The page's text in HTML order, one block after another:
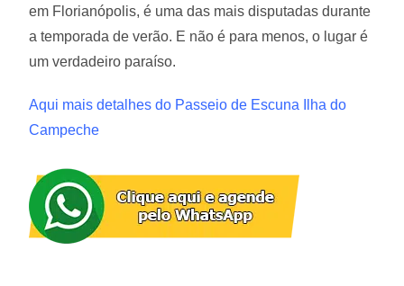
em Florianópolis, é uma das mais disputadas durante
a temporada de verão. E não é para menos, o lugar é
um verdadeiro paraíso.
Aqui mais detalhes do Passeio de Escuna Ilha do
Campeche